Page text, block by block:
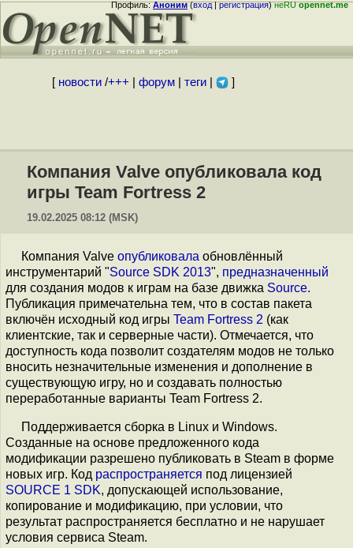
Профиль:Аноним(вход|регистрация)неRUopennet.me
[ новости/+++ форум| теги| ]
Компания Valve опубликовала код
игры Team Fortress 2
19.02.2025 08:12 (MSK)
Компания Valve опубликовала обновлённый
инструментарий "Source SDK 2013", предназначенный
для создания модов к играм на базе движка Source.
Публикация примечательна тем, что в состав пакета
включён исходный код игры Team Fortress 2 (как
клиентские, так и серверные части). Отмечается, что
доступность кода позволит создателям модов не только
вносить незначительные изменения и дополнение в
существующую игру, но и создавать полностью
переработанные варианты Team Fortress 2.
Поддерживается сборка в Linux и Windows.
Созданные на основе предложенного кода
модификации разрешено публиковать в Steam в форме
новых игр. Код распространяется под лицензией
SOURCE 1 SDK, допускающей использование,
копирование и модификацию, при условии, что
результат распространяется бесплатно и не нарушает
условия сервиса Steam.